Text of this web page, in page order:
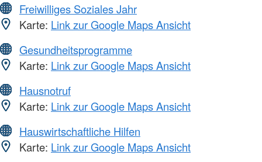
Freiwilliges Soziales Jahr
Karte: Link zur Google Maps Ansicht
Gesundheitsprogramme
Karte: Link zur Google Maps Ansicht
Hausnotruf
Karte: Link zur Google Maps Ansicht
Hauswirtschaftliche Hilfen
Karte: Link zur Google Maps Ansicht